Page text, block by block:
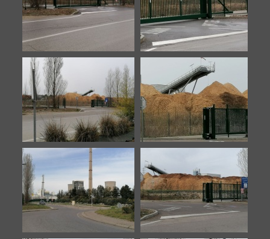
7 8
Biomasse-20210212-1 Biomasse-20210212-2
Biomasse-20220316-1 Biomasse-20220316-2